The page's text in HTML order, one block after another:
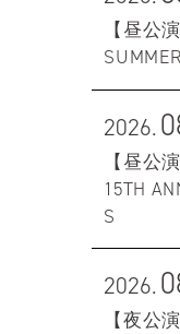
【昼公
2026.
【昼公
15TH
S
2026.
【夜公